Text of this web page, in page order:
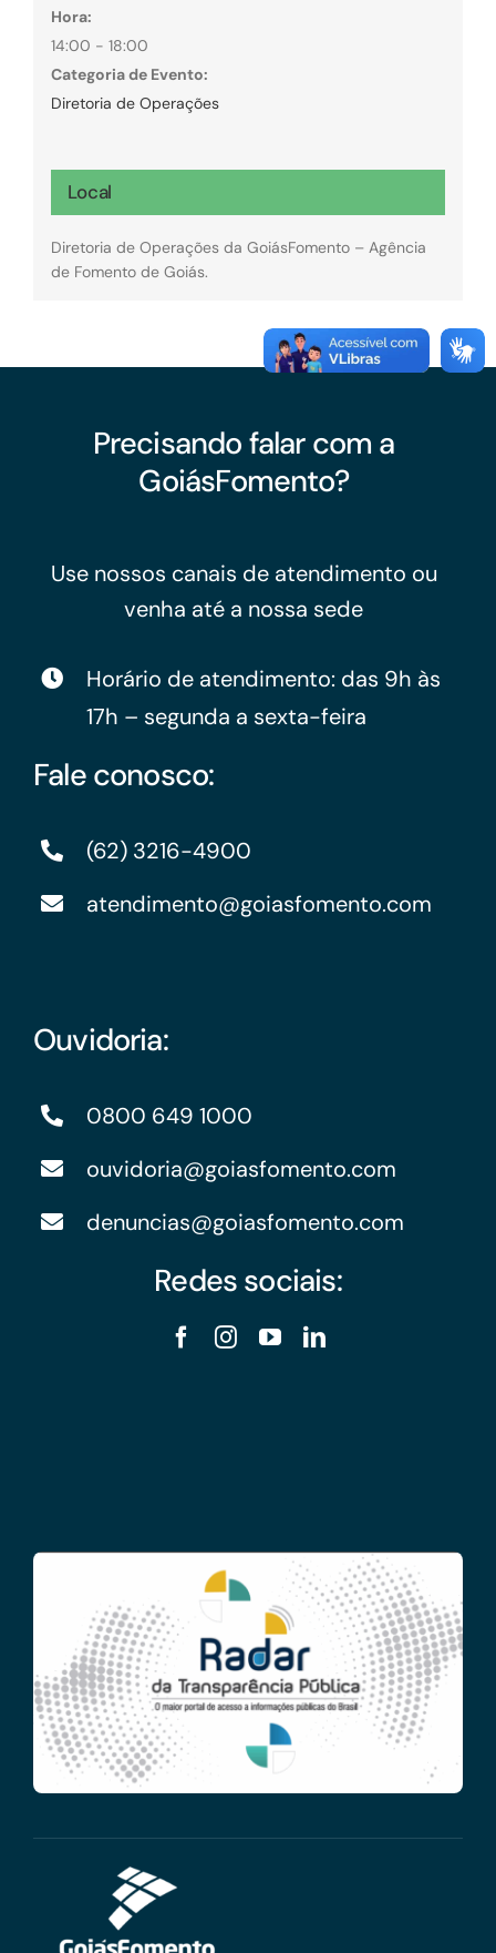
Hora:
14:00 - 18:00
Categoria de Evento:
Diretoria de Operações
Local
Diretoria de Operações da GoiásFomento – Agência
de Fomento de Goiás.
Precisando falar com a
GoiásFomento?
Use nossos canais de atendimento ou
venha até a nossa sede
Horário de atendimento: das 9h às
17h – segunda a sexta-feira
Fale conosco:
(62) 3216-4900
atendimento@goiasfomento.com
Ouvidoria:
0800 649 1000
ouvidoria@goiasfomento.com
denuncias@goiasfomento.com
Redes sociais: